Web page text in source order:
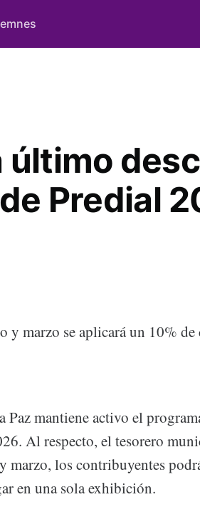
último
Predial
y marzo se aplicará un 10%
mantiene activo el
Al respecto, el tesorero
marzo, los contribuyentes
en una sola exhibición.